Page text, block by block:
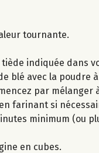
tournante.
indiquée dans
blé avec la poudre
par mélanger
farinant si
minimum (ou
en cubes.